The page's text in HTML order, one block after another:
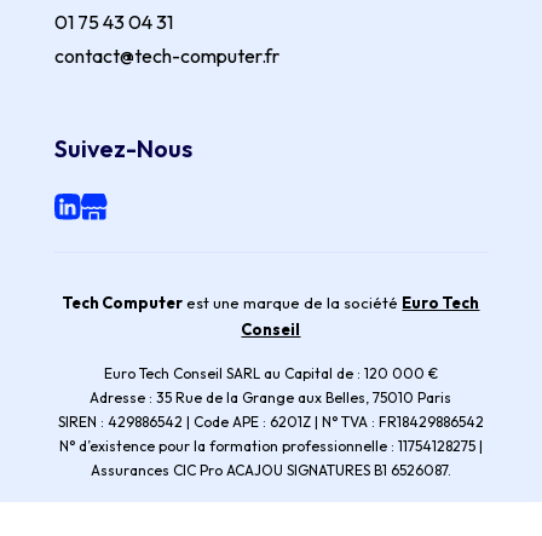
01 75 43 04 31
contact@tech-computer.fr
Suivez-Nous
Tech Computerest une marque de la société Euro Tech
Conseil
Euro Tech Conseil SARL au Capital de : 120 000 €
Adresse : 35 Rue de la Grange aux Belles, 75010 Paris
SIREN : 429886542 | Code APE : 6201Z | N° TVA : FR18429886542
N° d’existence pour la formation professionnelle : 11754128275 |
Assurances CIC Pro ACAJOU SIGNATURES B1 6526087.